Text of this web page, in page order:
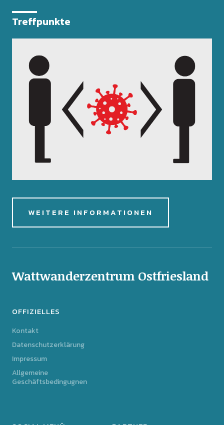
Treffpunkte
WEITERE INFORMATIONEN
Wattwanderzentrum Ostfriesland
OFFIZIELLES
Kontakt
Datenschutzerklärung
Impressum
Allgemeine
Geschäftsbedingugnen